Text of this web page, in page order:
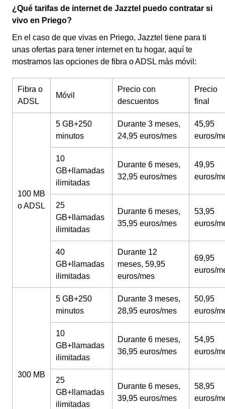
¿Qué tarifas de internet de Jazztel puedo contratar si
vivo en Priego?
En el caso de que vivas en Priego, Jazztel tiene para ti
unas ofertas para tener internet en tu hogar, aquí te
mostramos las opciones de fibra o ADSL más móvil:
Fibra o
ADSL
Móvil
Precio con
descuentos
Precio
final
100 MB
o ADSL
5 GB+250
minutos
Durante 3 meses,
24,95 euros/mes
45,95
euros/
10
GB+llamadas
ilimitadas
Durante 6 meses,
32,95 euros/mes
49,95
euros/
25
GB+llamadas
ilimitadas
Durante 6 meses,
35,95 euros/mes
53,95
euros/
40
GB+llamadas
ilimitadas
Durante 12
meses, 59,95
euros/mes
69,95
euros/
300 MB
5 GB+250
minutos
Durante 3 meses,
28,95 euros/mes
50,95
euros/
10
GB+llamadas
ilimitadas
Durante 6 meses,
36,95 euros/mes
54,95
euros/
25
GB+llamadas
ilimitadas
Durante 6 meses,
39,95 euros/mes
58,95
euros/